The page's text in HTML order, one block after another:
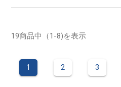
19商品中（1-8)を表示
1 2 3